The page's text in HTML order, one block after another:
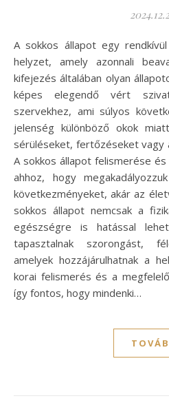
A sokkos állapot egy rendkívül súlyos és sürgős orvosi
helyzet, amely azonnali
kifejezés általában olyan
képes elegendő vért
szervekhez, ami súlyos
jelenség különböző okok
sérüléseket, fertőzéseket vagy
A sokkos állapot felismerése
ahhoz, hogy
következményeket, akár az
sokkos állapot nemcsak a
egészségre is hatással
tapasztalnak szorongást,
amelyek hozzájárulhatnak a
korai felismerés és a
így fontos, hogy mindenki…